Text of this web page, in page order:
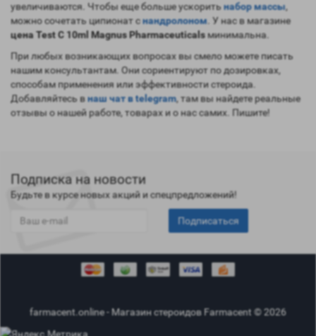
увеличиваются. Чтобы еще больше ускоритьнабор массы,
можно сочетать ципионат снандролоном . У нас в магазине
цена Test C 10ml Magnus Pharmaceuticalsминимальна.
При любых возникающих вопросах вы смело можете писать
нашим консультантам. Они сориентируют по дозировках,
способам применения или эффективности стероида.
Добавляйтесь внаш чат в telegram, там вы найдете реальные
отзывы о нашей работе, товарах и о нас самих. Пишите!
Подписка на новости
Будьте в курсе новых акций и спецпредложений!
Подписаться
farmacent.online - Магазин стероидов Farmacent © 2026